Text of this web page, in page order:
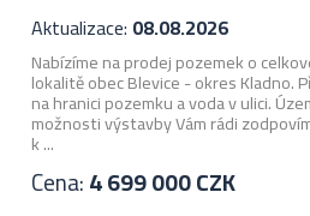
Aktualizace: 08.08.2026
Nabízíme na prodej pozemek o
lokalitě obec Blevice - okres Kladno.
na hranici pozemku a voda v ulici.
možnosti výstavby Vám rádi
k ...
Cena:4 699 000 CZK